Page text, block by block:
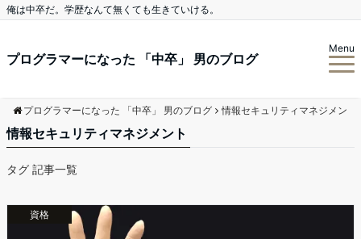
俺は中卒だ。学歴なんて無くても生きていける。
プログラマーになった 「中卒」 男のブログ
Menu
プログラマーになった 「中卒」 男のブログ 情報セキュリティマネジメント
情報セキュリティマネジメント
タグ 記事一覧
資格